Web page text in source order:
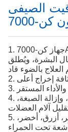
الصيفى
1. جهاز كن-7000A هو جهاز العلاج الضوئي الديناميكي التوقيت
البشرة، ويُطلق
4. يستخدم على نطاق واسع لعلاج حب الشباب، وإزالة الصبغة،
5. مجموعات ألوان متعددة: أحمر، أصفر، أزرق، أخضر،
تحت الحمراء